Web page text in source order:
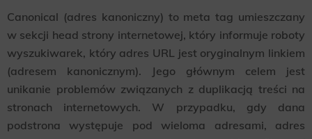
Canonical (adres kanoniczny) to meta tag umieszczany
w sekcji head strony internetowej, który informuje roboty
wyszukiwarek, który adres URL jest oryginalnym linkiem
(adresem kanonicznym). Jego głównym celem jest
unikanie problemów związanych z duplikacją treści na
stronach internetowych. W przypadku, gdy dana
podstrona występuje pod wieloma adresami, adres